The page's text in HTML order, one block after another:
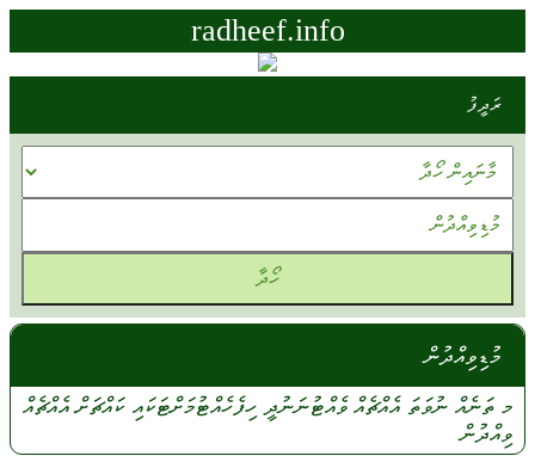
radheef.info
ރަދީފު
މުޑިވިއްދުން
މ ތަނެއް ނުވަތައެއްޗެއްވެއްޓުނަނުދީހިފެހެއްޓުމަށްޓަކައިކައްޗަށްއެއްޗެއް
ވިއްދުން